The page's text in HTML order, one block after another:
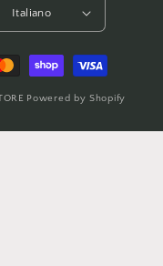
Italiano
Powered by Shopify